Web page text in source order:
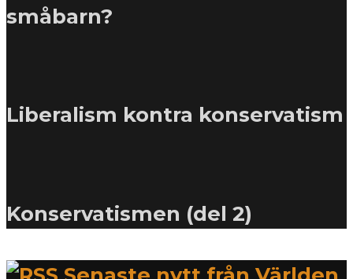
småbarn?
Liberalism kontra konservatism
Konservatismen (del 2)